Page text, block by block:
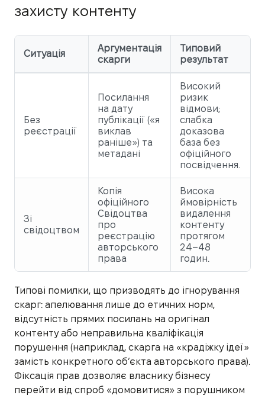
захисту контенту
Ситуація
Аргументація
скарги
Типовий
результат
Без
реєстрації
Посилання
на дату
публікації («я
виклав
раніше») та
метадані
Високий
ризик
відмови;
слабка
доказова
база без
офіційного
посвідчення.
Зі
свідоцтвом
Копія
офіційного
Свідоцтва
про
реєстрацію
авторського
права
Висока
ймовірність
видалення
контенту
протягом
24–48
годин.
Типові помилки, що призводять до ігнорування
скарг: апелювання лише до етичних норм,
відсутність прямих посилань на оригінал
контенту або неправильна кваліфікація
порушення (наприклад, скарга на «крадіжку ідеї»
замість конкретного об’єкта авторського права).
Фіксація прав дозволяє власнику бізнесу
перейти від спроб «домовитися» з порушником